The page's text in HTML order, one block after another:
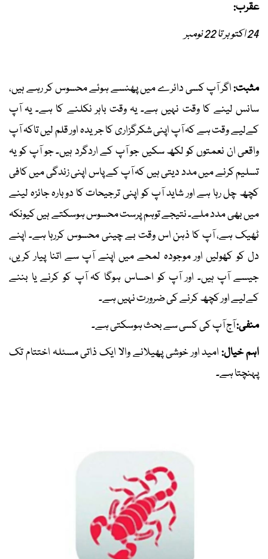
عقرب:
24 اکتوبر تا 22 نومبر
مثبت:اگر آپ کسی دائرے میں پھنسے ہوئے محسوس کر رہے ہیں،
سانس لینے کا وقت نہیں ہے۔ یہ وقت باہر نکلنے کا ہے۔ یہ آپ
کےلیے وقت ہے کہ آپ اپنی شکرگزاری کا جریدہ اور قلم لیں تاکہ آپ
واقعی ان نعمتوں کو لکھ سکیں جو آپ کے اردگرد ہیں۔ جو آپ کو یہ
تسلیم کرنے میں مدد دیتی ہیں کہ آپ کے پاس اپنی زندگی میں کافی
کچھ چل رہا ہے اور شاید آپ کو اپنی ترجیحات کا دوبارہ جائزہ لینے
میں بھی مدد ملے۔ نتیجے توہم پرست محسوس ہوسکتے ہیں کیونکہ
ٹھیک ہے، آپ کا ذہن اس وقت بے چینی محسوس کررہا ہے۔ اپنے
دل کو کھولیں اور موجودہ لمحے میں اپنے آپ سے اتنا پیار کریں،
جیسے آپ ہیں۔ اور آپ کو احساس ہوگا کہ آپ کو کرنے یا بننے
کےلیے اور کچھ کرنے کی ضرورت نہیں ہے۔
منفی:آج آپ کی کسی سے بحث ہوسکتی ہے۔
اہم خیال:امید اور خوشی پھیلانے والا ایک ذاتی مسئلہ اختتام تک
پہنچتا ہے۔